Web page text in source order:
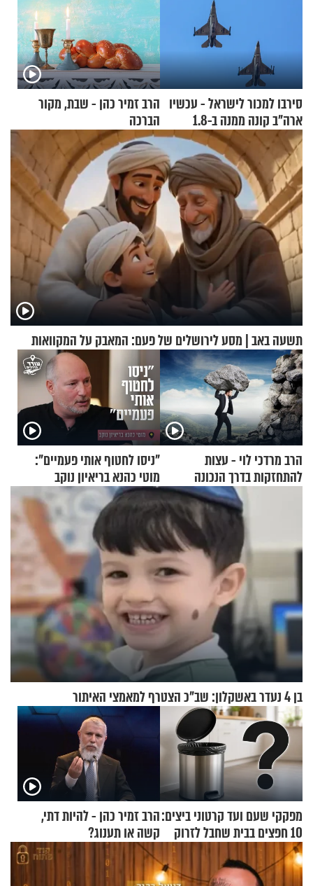
סירבו למכור לישראל - עכשיו
ארה"ב קונה ממנה ב-1.8
מיליארד דולר
הרב זמיר כהן - שבת, מקור
הברכה
תשעה באב | מסע לירושלים של פעם: המאבק על המקוואות
הרב מרדכי לוי - עצות
להתחזקות בדרך הנכונה
"ניסו לחטוף אותי פעמיים":
מוטי כהנא בריאיון נוקב
בן 4 נעדר באשקלון: שב"כ הצטרף למאמצי האיתור
מפקקי שעם ועד קרטוני ביצים:
10 חפצים בבית שחבל לזרוק
לפח
הרב זמיר כהן - להיות דתי,
קשה או תענוג?